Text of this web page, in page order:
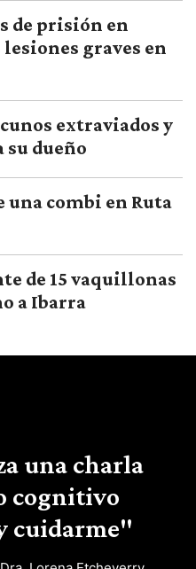
de prisión en
graves en
extraviados y
dueño
una combi en Ruta
de 15 vaquillonas
a Ibarra
una charla
cognitivo
cuidarme"